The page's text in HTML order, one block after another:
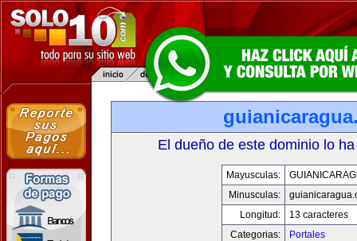
El dueño de este dominio lo
Mayusculas:
Minusculas:
Longitud:
13 caracteres
Categorias:
Portales